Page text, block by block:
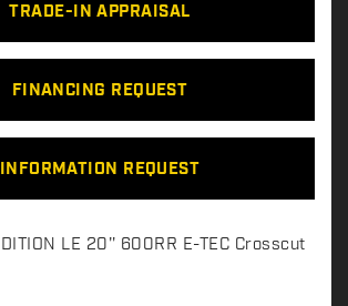
TRADE-IN APPRAISAL
FINANCING REQUEST
INFORMATION REQUEST
LE 20'' 600RR E-TEC Crosscut